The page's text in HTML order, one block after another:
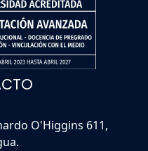
O'Higgins 611,